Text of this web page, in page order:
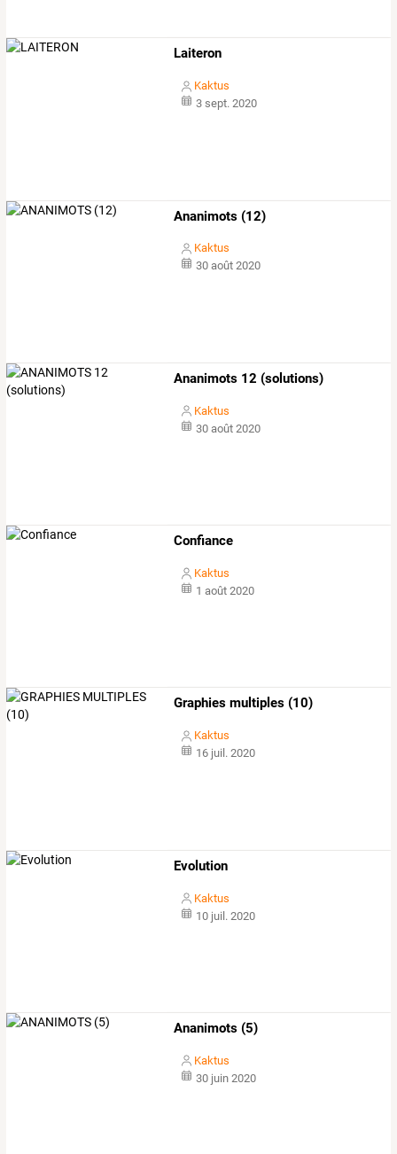
Laiteron
Kaktus
3 sept. 2020
Ananimots (12)
Kaktus
30 août 2020
Ananimots 12 (solutions)
Kaktus
30 août 2020
Confiance
Kaktus
1 août 2020
Graphies multiples (10)
Kaktus
16 juil. 2020
Evolution
Kaktus
10 juil. 2020
Ananimots (5)
Kaktus
30 juin 2020